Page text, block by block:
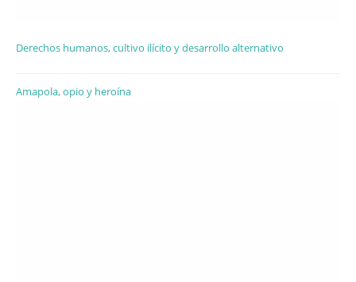
Derechos humanos, cultivo ilícito y desarrollo alternativo
Amapola, opio y heroína